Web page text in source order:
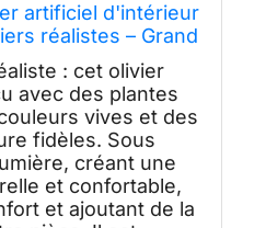
artificiel d'intérieur
réalistes – Grand
base robuste pour
ou extérieure de
– 2,1 m
: cet olivier
avec des plantes
vives et des
fidèles. Sous
créant une
et confortable,
et ajoutant de la